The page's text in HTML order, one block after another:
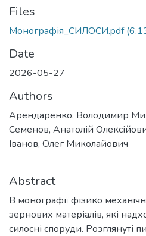
Files
Монографія_СИЛОСИ.pdf
Date
2026-05-27
Authors
Арендаренко, Володимир
Семенов, Анатолій
Іванов, Олег Миколайович
Abstract
В монографії фізико
зернових матеріалів, які
силосні споруди. Розглянуті